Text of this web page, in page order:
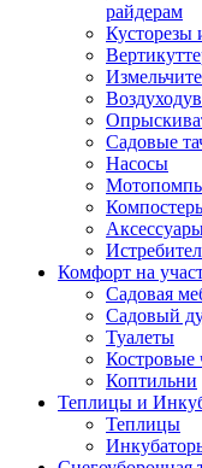
райдерам
Кусторезы
Садовые
Насосы
Комфорт на
Садовая
Садовый
Туалеты
Костровые
Коптильни
Теплицы и
Теплицы